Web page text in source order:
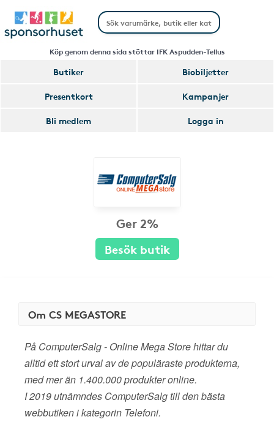
Köp genom denna sida stöttar IFK Aspudden-Tellus
Butiker
Biobiljetter
Presentkort
Kampanjer
Bli medlem
Logga in
Ger 2%
Besök butik
Om CS MEGASTORE
På ComputerSalg - Online Mega Store hittar du
alltid ett stort urval av de populäraste produkterna,
med mer än 1.400.000 produkter online.
I 2019 utnämndes ComputerSalg till den bästa
webbutiken i kategorin Telefoni.